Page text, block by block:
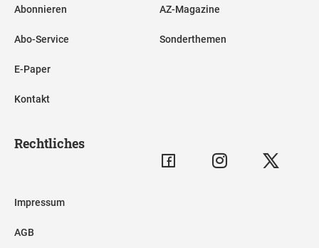
Abonnieren
Abo-Service
E-Paper
Kontakt
AZ-Magazine
Sonderthemen
Rechtliches
Impressum
AGB